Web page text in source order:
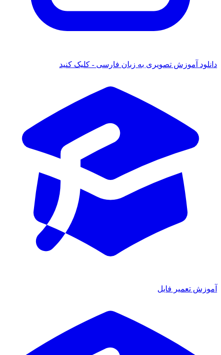
دانلود آموزش تصویری به زبان فارسی - کلیک کنید
آموزش تعمیر فایل